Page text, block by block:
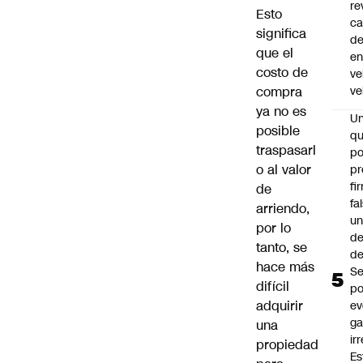
Esto
significa
que el
costo de
compra
ya no es
posible
traspasarl
o al valor
de
arriendo,
por lo
tanto, se
hace más
difícil
adquirir
una
propiedad
en